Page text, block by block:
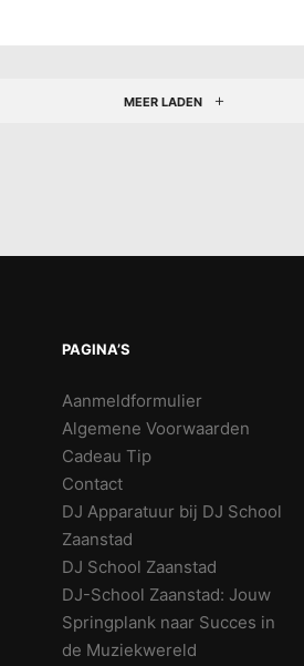
MEER LADEN
PAGINA’S
Aanmeldformulier
Algemene Voorwaarden
Cadeau Tip
Contact
DJ Apparatuur bij DJ School
Zaanstad
DJ School Zaanstad
DJ-School Zaanstad: Jouw
Springplank naar Succes in
de Muziekwereld